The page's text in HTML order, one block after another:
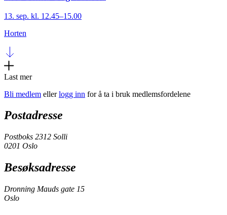
13. sep. kl. 12.45–15.00
Horten
Last mer
Bli medlem ellerlogg inn for å ta i bruk medlemsfordelene
Postadresse
Postboks 2312 Solli
0201 Oslo
Besøksadresse
Dronning Mauds gate 15
Oslo